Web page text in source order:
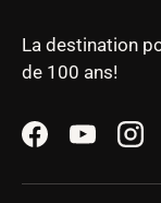
La destination
de 100 ans!
FacebookYouTube